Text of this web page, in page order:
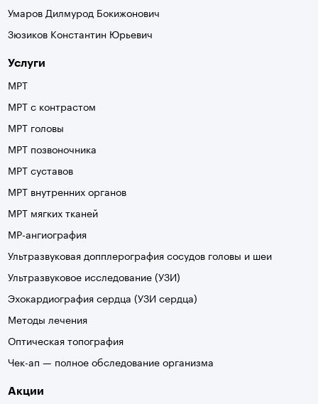
Умаров Дилмурод Бокижонович
Зюзиков Константин Юрьевич
Услуги
МРТ
МРТ с контрастом
МРТ головы
МРТ позвоночника
МРТ суставов
МРТ внутренних органов
МРТ мягких тканей
МР-ангиография
Ультразвуковая допплерография сосудов головы и шеи
Ультразвуковое исследование (УЗИ)
Эхокардиография сердца (УЗИ сердца)
Методы лечения
Оптическая топография
Чек-ап — полное обследование организма
Акции